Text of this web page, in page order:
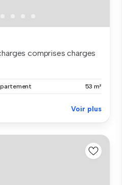
comprises charges
53 m²
Voir plus